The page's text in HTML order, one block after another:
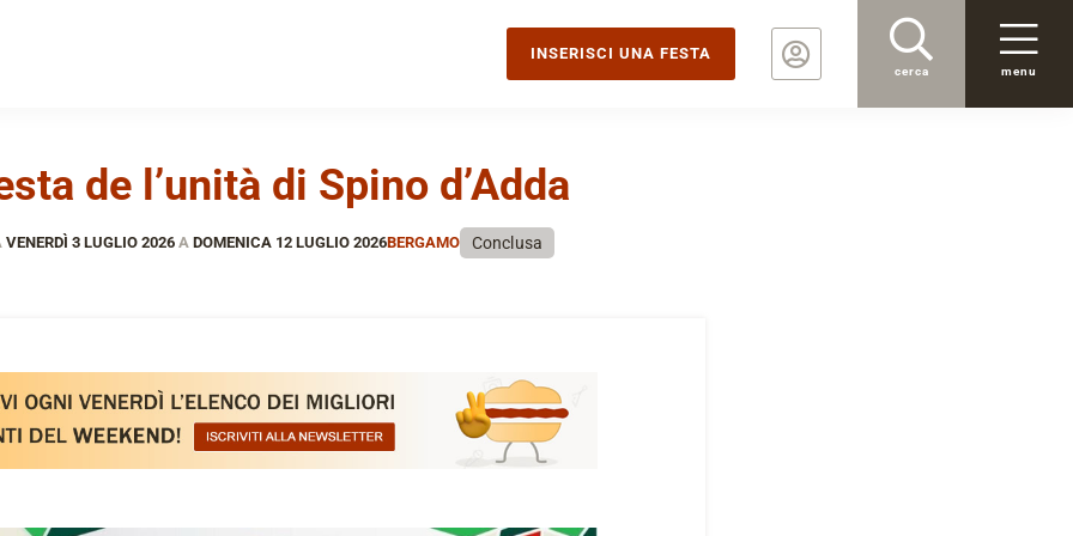
INSERISCI UNA FESTA
cerca menu
de l’unità di Spino d’Adda
VENERDÌ 3 LUGLIO 2026A DOMENICA 12 LUGLIO 2026BERGAMO Conclusa